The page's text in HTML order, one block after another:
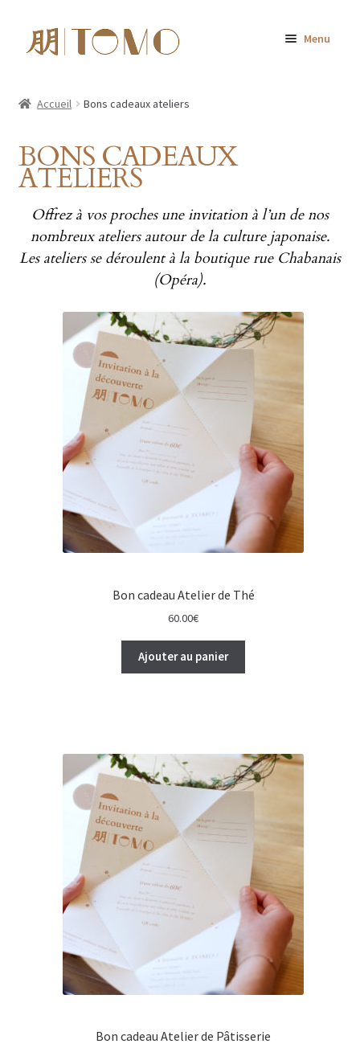
Aller
Aller
au
Menu
Livraison TOMO
Les ateliers
Bons cadeaux
A propos
Collaborations
Accueil Bons cadeaux ateliers
BONS CADEAUX
ATELIERS
Offrez à vos proches une invitation à l’un de nos
nombreux ateliers autour de la culture japonaise.
Les ateliers se déroulent à la boutique rue Chabanais
(Opéra).
Bon cadeau Atelier de Thé
60.00€
Ajouter au panier
Bon cadeau Atelier de Pâtisserie